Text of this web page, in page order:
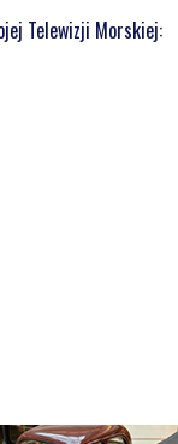
Telewizji Morskiej: